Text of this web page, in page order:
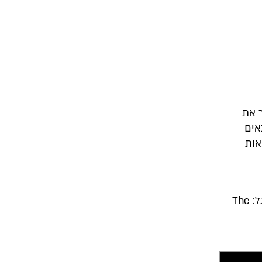
את
1. הכוח שבאחדות. אנימציה. אורך: 1:22 לכיתות ד' ח'. ללא מילים. חפשו בגוגל: The